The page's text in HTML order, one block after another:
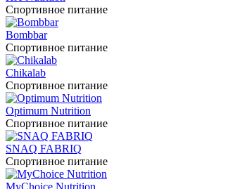
Спортивное питание
Bombbar
Спортивное питание
Chikalab
Спортивное питание
Optimum Nutrition
Спортивное питание
SNAQ FABRIQ
Спортивное питание
MyChoice Nutrition